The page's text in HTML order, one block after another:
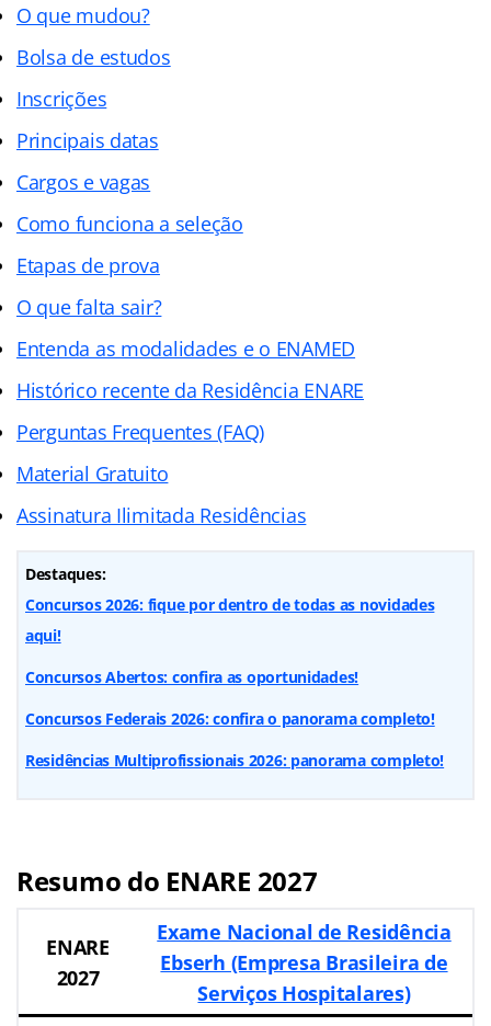
O que mudou?
Bolsa de estudos
Inscrições
Principais datas
Cargos e vagas
Como funciona a seleção
Etapas de prova
O que falta sair?
Entenda as modalidades e o ENAMED
Histórico recente da Residência ENARE
Perguntas Frequentes (FAQ)
Material Gratuito
Assinatura Ilimitada Residências
Destaques:
Concursos 2026: fique por dentro de todas as novidades
aqui!
Concursos Abertos: confira as oportunidades!
Concursos Federais 2026: confira o panorama completo!
Residências Multiprofissionais 2026: panorama completo!
Resumo do ENARE 2027
ENARE
2027
Exame Nacional de Residência
Ebserh (Empresa Brasileira de
Serviços Hospitalares)